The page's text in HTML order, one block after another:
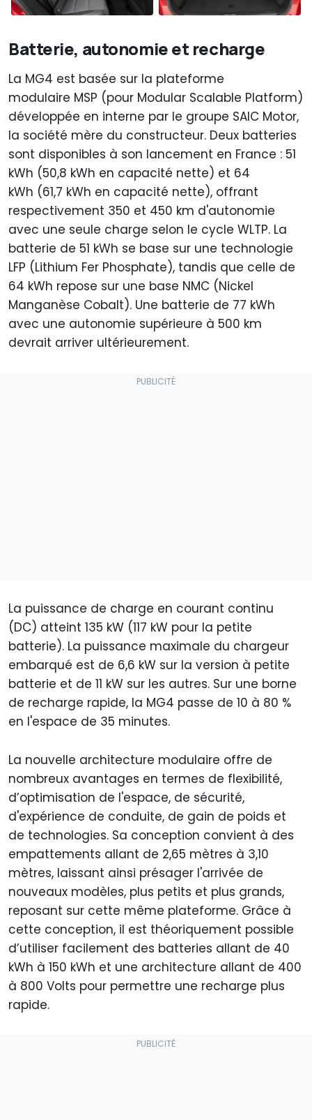
Batterie, autonomie et recharge
La MG4 est basée sur la plateforme
modulaire MSP (pour Modular Scalable Platform)
développée en interne par le groupe SAIC Motor,
la société mère du constructeur. Deux batteries
sont disponibles à son lancement en France : 51
kWh (50,8 kWh en capacité nette) et 64
kWh (61,7 kWh en capacité nette), offrant
respectivement 350 et 450 km d'autonomie
avec une seule charge selon le cycle WLTP. La
batterie de 51 kWh se base sur une technologie
LFP (Lithium Fer Phosphate), tandis que celle de
64 kWh repose sur une base NMC (Nickel
Manganèse Cobalt). Une batterie de 77 kWh
avec une autonomie supérieure à 500 km
devrait arriver ultérieurement.
La puissance de charge en courant continu
(DC) atteint 135 kW (117 kW pour la petite
batterie). La puissance maximale du chargeur
embarqué est de 6,6 kW sur la version à petite
batterie et de 11 kW sur les autres. Sur une borne
de recharge rapide, la MG4 passe de 10 à 80 %
en l'espace de 35 minutes.
La nouvelle architecture modulaire offre de
nombreux avantages en termes de flexibilité,
d’optimisation de l'espace, de sécurité,
d'expérience de conduite, de gain de poids et
de technologies. Sa conception convient à des
empattements allant de 2,65 mètres à 3,10
mètres, laissant ainsi présager l'arrivée de
nouveaux modèles, plus petits et plus grands,
reposant sur cette même plateforme. Grâce à
cette conception, il est théoriquement possible
d’utiliser facilement des batteries allant de 40
kWh à 150 kWh et une architecture allant de 400
à 800 Volts pour permettre une recharge plus
rapide.